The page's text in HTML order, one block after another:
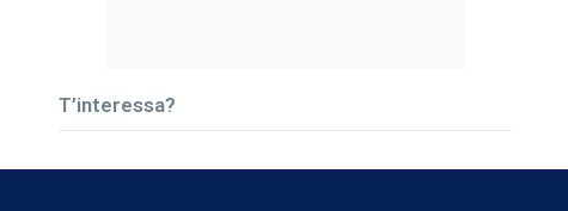
T’interessa?